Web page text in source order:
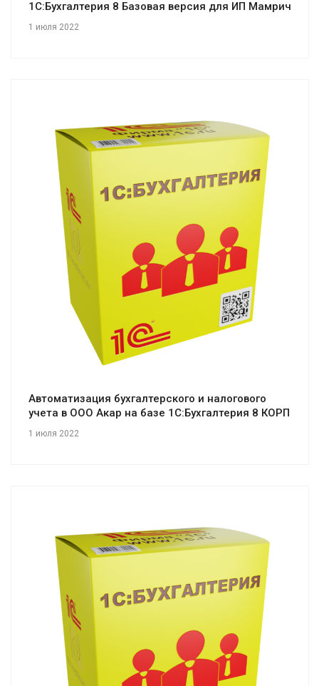
1С:Бухгалтерия 8 Базовая версия для ИП Мамрич
1 июля 2022
Смотреть проект
Автоматизация бухгалтерского и налогового
учета в ООО Акар на базе 1С:Бухгалтерия 8 КОРП
1 июля 2022
Смотреть проект